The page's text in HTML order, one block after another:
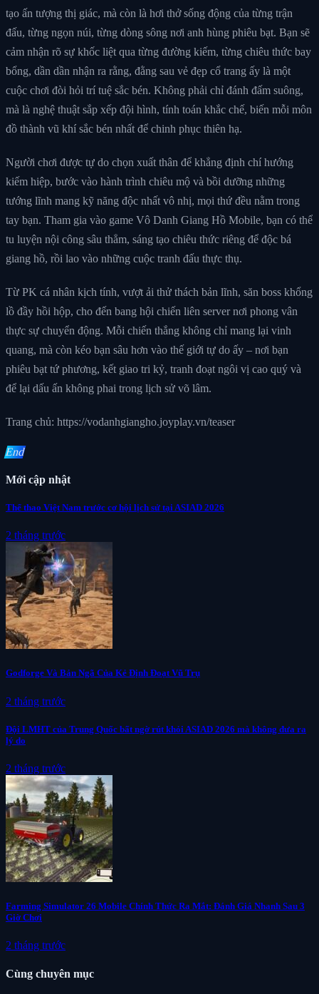
tạo ấn tượng thị giác, mà còn là hơi thở sống động của từng trận
đấu, từng ngọn núi, từng dòng sông nơi anh hùng phiêu bạt. Bạn sẽ
cảm nhận rõ sự khốc liệt qua từng đường kiếm, từng chiêu thức bay
bổng, dần dần nhận ra rằng, đằng sau vẻ đẹp cổ trang ấy là một
cuộc chơi đòi hỏi trí tuệ sắc bén. Không phải chỉ đánh đấm suông,
mà là nghệ thuật sắp xếp đội hình, tính toán khắc chế, biến mỗi môn
đồ thành vũ khí sắc bén nhất để chinh phục thiên hạ.
Người chơi được tự do chọn xuất thân để khẳng định chí hướng
kiếm hiệp, bước vào hành trình chiêu mộ và bồi dưỡng những
tướng lĩnh mang kỹ năng độc nhất vô nhị, mọi thứ đều nằm trong
tay bạn. Tham gia vào game Vô Danh Giang Hồ Mobile, bạn có thể
tu luyện nội công sâu thẳm, sáng tạo chiêu thức riêng để độc bá
giang hồ, rồi lao vào những cuộc tranh đấu thực thụ.
Từ PK cá nhân kịch tính, vượt ải thử thách bản lĩnh, săn boss khổng
lồ đầy hồi hộp, cho đến bang hội chiến liên server nơi phong vân
thực sự chuyển động. Mỗi chiến thắng không chỉ mang lại vinh
quang, mà còn kéo bạn sâu hơn vào thế giới tự do ấy – nơi bạn
phiêu bạt tứ phương, kết giao tri kỷ, tranh đoạt ngôi vị cao quý và
để lại dấu ấn không phai trong lịch sử võ lâm.
Trang chủ: https://vodanhgiangho.joyplay.vn/teaser
End
Mới cập nhật
Thể thao Việt Nam trước cơ hội lịch sử tại ASIAD 2026
2 tháng trước
Godforge Và Bản Ngã Của Kẻ Định Đoạt Vũ Trụ
2 tháng trước
Đội LMHT của Trung Quốc bất ngờ rút khỏi ASIAD 2026 mà không đưa ra
lý do
2 tháng trước
Farming Simulator 26 Mobile Chính Thức Ra Mắt: Đánh Giá Nhanh Sau 3
Giờ Chơi
2 tháng trước
Cùng chuyên mục